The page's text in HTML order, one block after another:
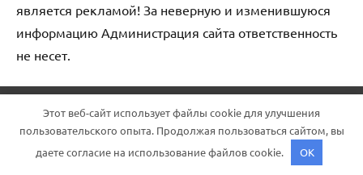
является рекламой! За неверную и изменившуюся
информацию Администрация сайта ответственность
не несет.
Этот веб-сайт использует файлы cookie для улучшения
пользовательского опыта. Продолжая пользоваться сайтом, вы
даете согласие на использование файлов cookie.
OK